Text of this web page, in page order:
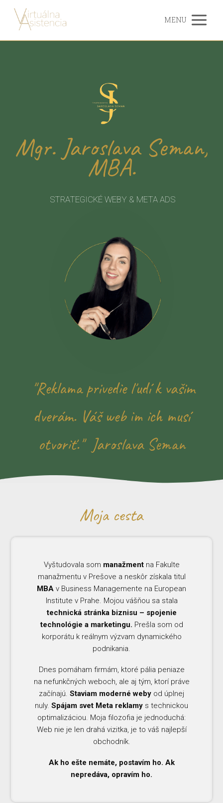
MENU
Mgr. Jaroslava Seman,
MBA.
STRATEGICKÉ WEBY & META ADS
"Reklama privedie ľudí k vašim
dverám. Váš web im ich musí
otvoriť." Jaroslava Seman
Moja cesta
Vyštudovala som manažmentna Fakulte
manažmentu v Prešove a neskôr získala titul
MBA v Business Managemente na European
Institute v Prahe. Mojou vášňou sa stala
technická stránka biznisu – spojenie
technológie a marketingu. Prešla som od
korporátu k reálnym výzvam dynamického
podnikania.
Dnes pomáham firmám, ktoré pália peniaze
na nefunkčných weboch, ale aj tým, ktorí práve
začínajú. Staviam moderné weby od úplnej
nuly. Spájam svet Meta reklamy s technickou
optimalizáciou. Moja filozofia je jednoduchá:
Web nie je len drahá vizitka, je to váš najlepší
obchodník.
Ak ho ešte nemáte, postavím ho. Ak
nepredáva, opravím ho.